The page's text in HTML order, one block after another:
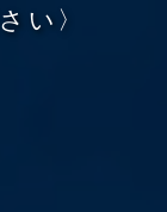
さ い 〉